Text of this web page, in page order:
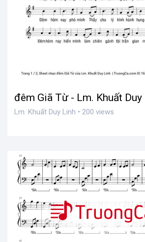
đêm Giã Từ - Lm. Khuất Duy
Lm. Khuất Duy Linh • 200 views